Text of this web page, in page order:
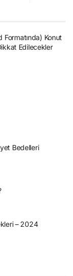
Formatında) Konut
Edilecekler
Bedelleri
– 2024